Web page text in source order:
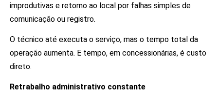
improdutivas e retorno ao local por falhas simples de
comunicação ou registro.
O técnico até executa o serviço, mas o tempo total da
operação aumenta. E tempo, em concessionárias, é custo
direto.
Retrabalho administrativo constante